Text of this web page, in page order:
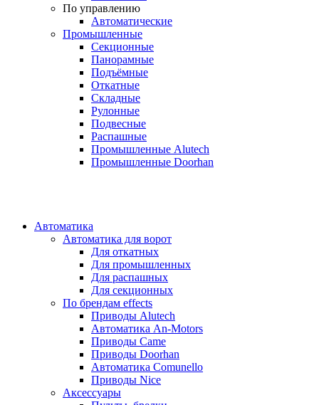
По управлению
Автоматические
Промышленные
Секционные
Панорамные
Подъёмные
Откатные
Складные
Рулонные
Подвесные
Распашные
Промышленные Alutech
Промышленные Doorhan
Автоматика
Автоматика для ворот
Для откатных
Для промышленных
Для распашных
Для секционных
По брендам effects
Приводы Alutech
Автоматика An-Motors
Приводы Came
Приводы Doorhan
Автоматика Comunello
Приводы Nice
Аксессуары